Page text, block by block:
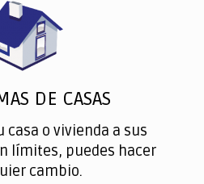
DE CASAS
casa o vivienda a sus
límites, puedes hacer
cambio.